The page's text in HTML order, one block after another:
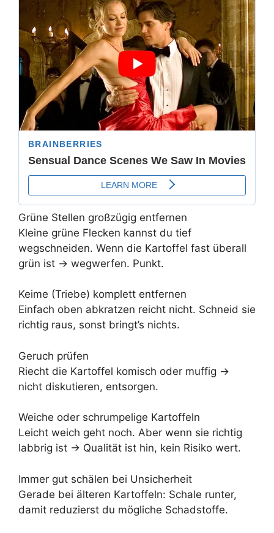
Grüne Stellen großzügig entfernen
Kleine grüne Flecken kannst du tief
wegschneiden. Wenn die Kartoffel fast überall
grün ist → wegwerfen. Punkt.
Keime (Triebe) komplett entfernen
Einfach oben abkratzen reicht nicht. Schneid sie
richtig raus, sonst bringt’s nichts.
Geruch prüfen
Riecht die Kartoffel komisch oder muffig →
nicht diskutieren, entsorgen.
Weiche oder schrumpelige Kartoffeln
Leicht weich geht noch. Aber wenn sie richtig
labbrig ist → Qualität ist hin, kein Risiko wert.
Immer gut schälen bei Unsicherheit
Gerade bei älteren Kartoffeln: Schale runter,
damit reduzierst du mögliche Schadstoffe.